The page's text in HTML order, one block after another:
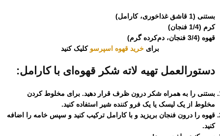
بستنی (1 قاشق غذاخوری، کارامل)
کرم (1/4 فنجان)
قهوه (3/4 فنجان، دم‌کرده گرم)
برای خرید قهوه اسپرسو کلیک کنید
دستورالعمل تهیه لاته شکر قهوه‌ای با کارامل:
بستنی را به همراه شکر درون ظرف قرار دهید. برای مخلوط کردن
مخلوط از یک لیسک یا یک فرو کننده شیر استفاده کنید.
قهوه را درون فنجان بریزید و با کارامل ترکیب کنید و سپس خامه را اضافه
کنید.